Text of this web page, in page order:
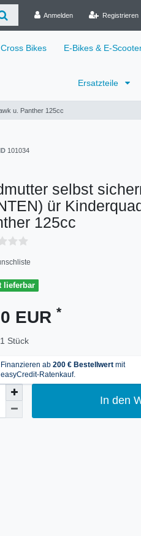
Anmelden Registrieren
Bikes E-Bikes & E-
Ersatzteile
u. Panther 125cc
101034
selbst
ür
125cc
lieferbar
EUR *
1 Stück
In den